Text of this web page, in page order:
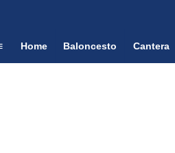
Home Baloncesto Cantera